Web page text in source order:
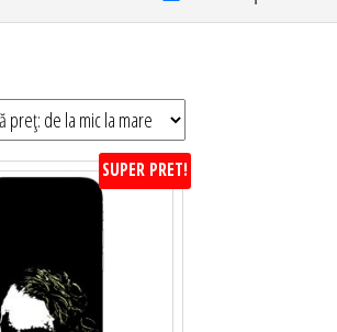
SUPER PRET!